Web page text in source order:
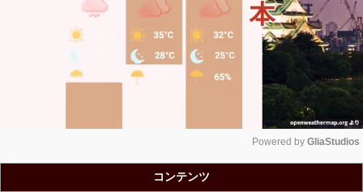
Powered by GliaStudios
コンテンツ